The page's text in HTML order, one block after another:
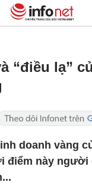
“điều lạ”
doanh vàng
điểm này người